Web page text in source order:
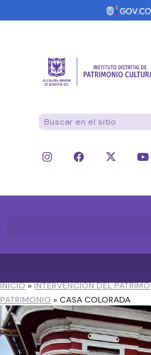
INICIO»INTERVENCIÓN DEL
PATRIMONIO » CASA COLORADA